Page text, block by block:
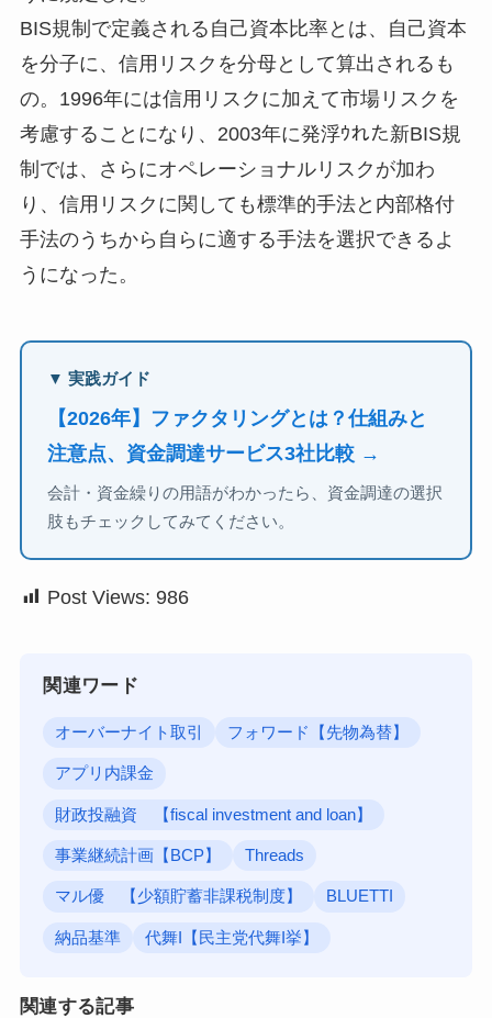
BIS規制で定義される自己資本比率とは、自己資本
を分子に、信用リスクを分母として算出されるも
の。1996年には信用リスクに加えて市場リスクを
考慮することになり、2003年に発浮ｳれた新BIS規
制では、さらにオペレーショナルリスクが加わ
り、信用リスクに関しても標準的手法と内部格付
手法のうちから自らに適する手法を選択できるよ
うになった。
▼ 実践ガイド
【2026年】ファクタリングとは？仕組みと
注意点、資金調達サービス3社比較 →
会計・資金繰りの用語がわかったら、資金調達の選択
肢もチェックしてみてください。
Post Views: 986
関連ワード
オーバーナイト取引 フォワード【先物為替】
アプリ内課金
財政投融資 【fiscal investment and loan】
事業継続計画【BCP】 Threads
マル優 【少額貯蓄非課税制度】 BLUETTI
納品基準 代舞I【民主党代舞I挙】
関連する記事